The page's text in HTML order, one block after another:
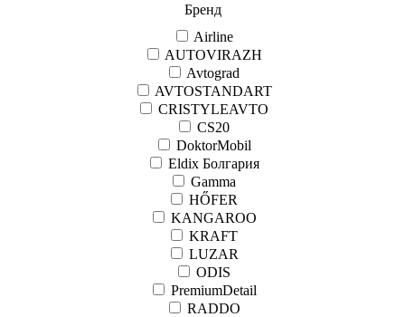
Бренд
Airline
AUTOVIRAZH
Avtograd
AVTOSTANDART
CRISTYLEAVTO
CS20
DoktorMobil
Eldix Болгария
Gamma
HŐFER
KANGAROO
KRAFT
LUZAR
ODIS
PremiumDetail
RADDO